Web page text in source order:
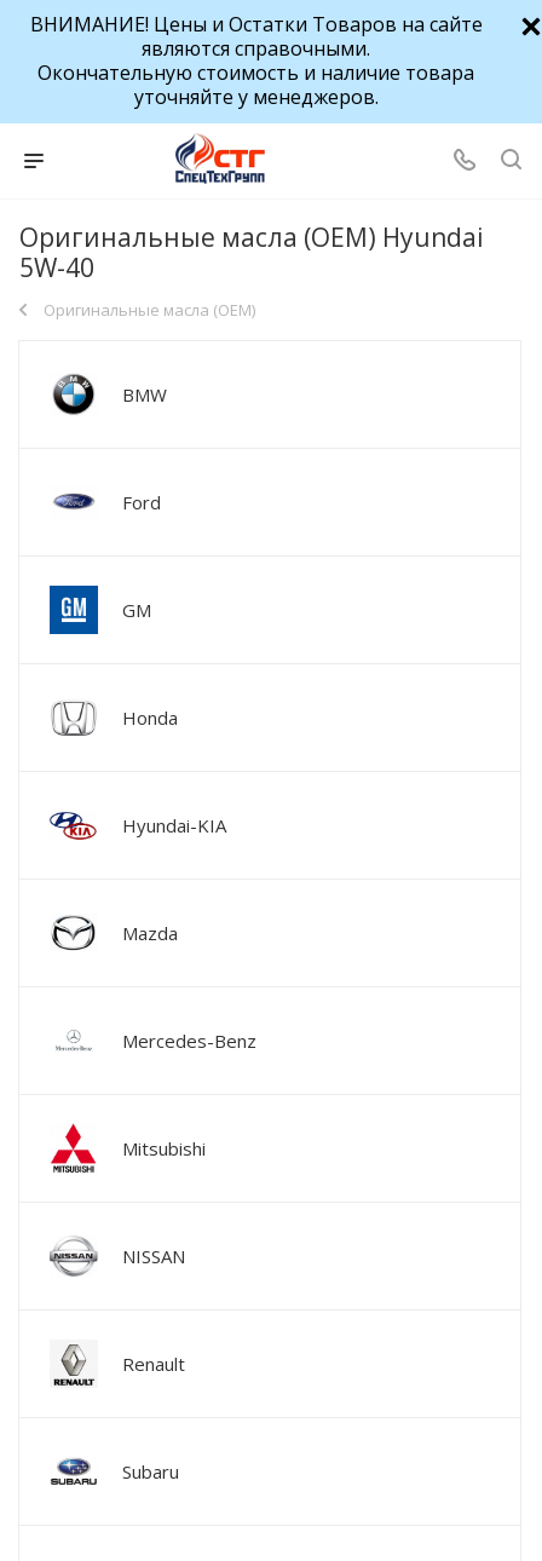
ВНИМАНИЕ! Цены и Остатки Товаров на сайте
являются справочными.
Окончательную стоимость и наличие товара
уточняйте у менеджеров.
Оригинальные масла (OEM) Hyundai
5W-40
Оригинальные масла (OEM)
BMW
Ford
GM
Honda
Hyundai-KIA
Mazda
Mercedes-Benz
Mitsubishi
NISSAN
Renault
Subaru